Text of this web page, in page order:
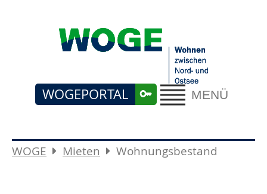
MENÜ
WOGEPORTAL
WOGE Mieten Wohnungsbestand